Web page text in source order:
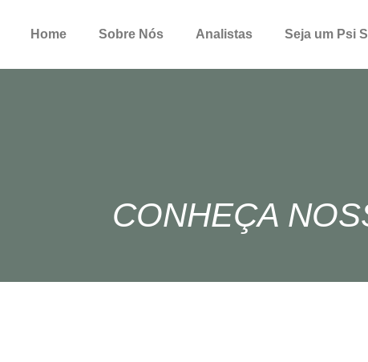
Home Sobre Nós Analistas Seja um Psi
CONHEÇA